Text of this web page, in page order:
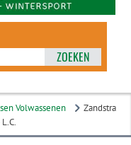
ZOEKEN
Volwassenen
Zandstra